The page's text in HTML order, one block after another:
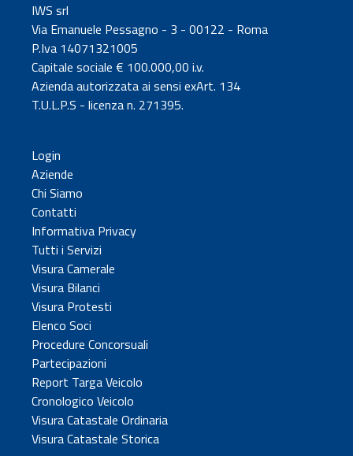
IWS srl
Via Emanuele Pessagno - 3 - 00122 - Roma
P.Iva 14071321005
Capitale sociale € 100.000,00 i.v.
Azienda autorizzata ai sensi exArt. 134
T.U.L.P.S - licenza n. 271395.
Login
Aziende
Chi Siamo
Contatti
Informativa Privacy
Tutti i Servizi
Visura Camerale
Visura Bilanci
Visura Protesti
Elenco Soci
Procedure Concorsuali
Partecipazioni
Report Targa Veicolo
Cronologico Veicolo
Visura Catastale Ordinaria
Visura Catastale Storica